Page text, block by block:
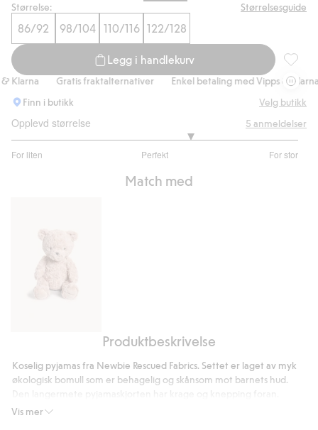
Størrelse: Størrelsesguide
86/92 98/104 110/116 122/128
Legg i handlekurv
Gratis fraktalternativer
Enkel betaling med Vipps & Klarna
Finn i butikk
Velg butikk
Opplevd størrelse
For liten Perfekt For stor
av
5 anmeldelser
Match med
Produktbeskrivelse
Vis mer
Koselig pyjamas fra Newbie Rescued Fabrics. Settet er laget av myk
økologisk bomull som er behagelig og skånsom mot barnets hud.
Pyjamasbuksene har myk, innfelt strikk og snøring i midjen, samt